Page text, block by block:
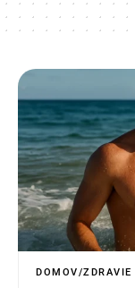
DOMOV/ZDRAVIE